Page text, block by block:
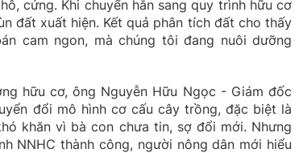
cứng. Khi chuyển hẳn sang quy trình hữu cơ
đất xuất hiện. Kết quả phân tích đất cho thấy
cam ngon, mà chúng tôi đang nuôi dưỡng
hữu cơ, ông Nguyễn Hữu Ngọc - Giám đốc
đổi mô hình cơ cấu cây trồng, đặc biệt là
khăn vì bà con chưa tin, sợ đổi mới. Nhưng
NNHC thành công, người nông dân mới hiểu